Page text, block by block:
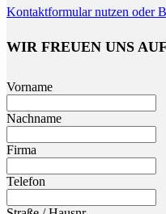
Kontaktformular nutzen oder
WIR FREUEN UNS
Leave
field
blank
Vorname
Nachname
Firma
Telefon